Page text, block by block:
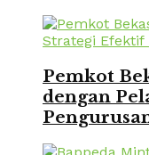
Pemkot
dengan